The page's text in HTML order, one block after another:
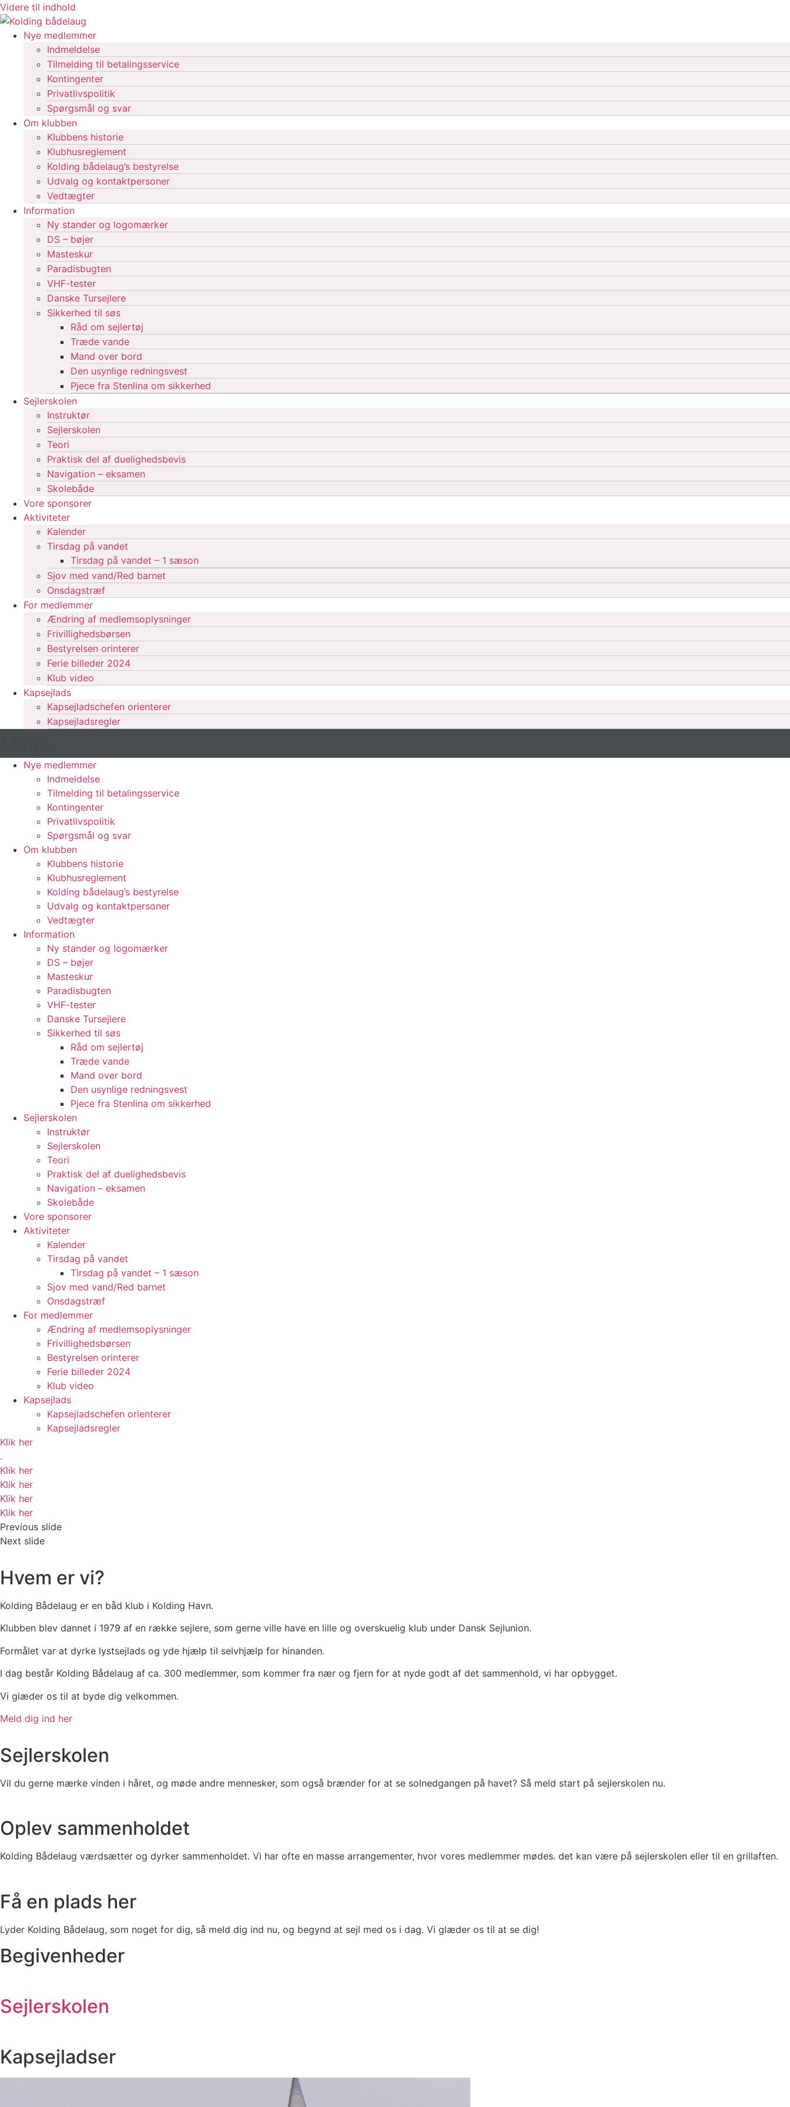
Videre til indhold
Nye medlemmer
Indmeldelse
Tilmelding til betalingsservice
Kontingenter
Privatlivspolitik
Spørgsmål og svar
Om klubben
Klubbens historie
Klubhusreglement
Kolding bådelaug’s bestyrelse
Udvalg og kontaktpersoner
Vedtægter
Information
Ny stander og logomærker
DS – bøjer
Masteskur
Paradisbugten
VHF-tester
Danske Tursejlere
Sikkerhed til søs
Råd om sejlertøj
Træde vande
Mand over bord
Den usynlige redningsvest
Pjece fra Stenlina om sikkerhed
Sejlerskolen
Instruktør
Sejlerskolen
Teori
Praktisk del af duelighedsbevis
Navigation – eksamen
Skolebåde
Vore sponsorer
Aktiviteter
Kalender
Tirsdag på vandet
Tirsdag på vandet – 1 sæson
Sjov med vand/Red barnet
Onsdagstræf
For medlemmer
Ændring af medlemsoplysninger
Frivillighedsbørsen
Bestyrelsen orinterer
Ferie billeder 2024
Klub video
Kapsejlads
Kapsejladschefen orienterer
Kapsejladsregler
Nye medlemmer
Indmeldelse
Tilmelding til betalingsservice
Kontingenter
Privatlivspolitik
Spørgsmål og svar
Om klubben
Klubbens historie
Klubhusreglement
Kolding bådelaug’s bestyrelse
Udvalg og kontaktpersoner
Vedtægter
Information
Ny stander og logomærker
DS – bøjer
Masteskur
Paradisbugten
VHF-tester
Danske Tursejlere
Sikkerhed til søs
Råd om sejlertøj
Træde vande
Mand over bord
Den usynlige redningsvest
Pjece fra Stenlina om sikkerhed
Sejlerskolen
Instruktør
Sejlerskolen
Teori
Praktisk del af duelighedsbevis
Navigation – eksamen
Skolebåde
Vore sponsorer
Aktiviteter
Kalender
Tirsdag på vandet
Tirsdag på vandet – 1 sæson
Sjov med vand/Red barnet
Onsdagstræf
For medlemmer
Ændring af medlemsoplysninger
Frivillighedsbørsen
Bestyrelsen orinterer
Ferie billeder 2024
Klub video
Kapsejlads
Kapsejladschefen orienterer
Kapsejladsregler
Klik her
.
Klik her
Klik her
Klik her
Klik her
Previous slide
Next slide
Hvem er vi?
Kolding Bådelaug er en båd klub i Kolding Havn.
Klubben blev dannet i 1979 af en række sejlere, som gerne ville have en lille og overskuelig klub under Dansk Sejlunion.
Formålet var at dyrke lystsejlads og yde hjælp til selvhjælp for hinanden.
I dag består Kolding Bådelaug af ca. 300 medlemmer, som kommer fra nær og fjern for at nyde godt af det sammenhold, vi har opbygget.
Vi glæder os til at byde dig velkommen.
Meld dig ind her
Sejlerskolen
Vil du gerne mærke vinden i håret, og møde andre mennesker, som også brænder for at se solnedgangen på havet? Så meld start på sejlerskolen nu.
Oplev sammenholdet​
Kolding Bådelaug værdsætter og dyrker sammenholdet. Vi har ofte en masse arrangementer, hvor vores medlemmer mødes. det kan være på sejlerskolen eller til en grillaften.
Få en plads her​
Lyder Kolding Bådelaug, som noget for dig, så meld dig ind nu, og begynd at sejl med os i dag. Vi glæder os til at se dig!
Begivenheder​
Sejlerskolen
Kapsejladser